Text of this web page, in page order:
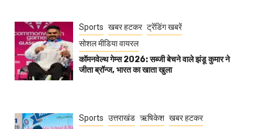
Sports खबर हटकर ट्रेंडिंग खबरें
सोशल मीडिया वायरल
कॉमनवेल्थ गेम्स 2026: सब्जी बेचने वाले झंडू कुमार ने
जीता ब्रॉन्ज, भारत का खाता खुला
Sports उत्तराखंड ऋषिकेश खबर हटकर